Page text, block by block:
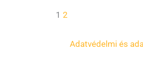
1 2
Adatvédelmi és